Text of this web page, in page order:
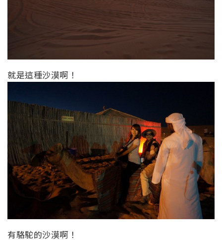
就是這種沙漠啊！
有駱駝的沙漠啊！